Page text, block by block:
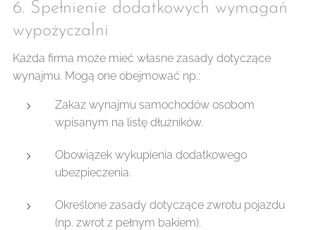
6. Spełnienie dodatkowych wymagań
wypożyczalni 🔒
Każda firma może mieć własne zasady dotyczące
wynajmu. Mogą one obejmować np.:
Zakaz wynajmu samochodów osobom
wpisanym na listę dłużników.
Obowiązek wykupienia dodatkowego
ubezpieczenia.
Określone zasady dotyczące zwrotu pojazdu
(np. zwrot z pełnym bakiem).